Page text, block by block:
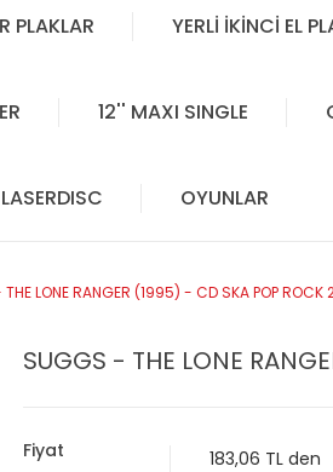
PLAKLAR YERLİ İKİNCİ EL
12'' MAXI SINGLE
LASERDISC OYUNLAR
LONE RANGER (1995) - CD SKA POP ROCK
SUGGS - THE LONE
Fiyat
183,06 TL den